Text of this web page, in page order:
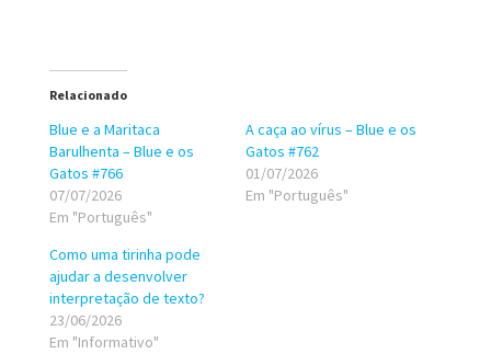
Relacionado
Blue e a Maritaca
Barulhenta – Blue e os
Gatos #766
07/07/2026
Em "Português"
A caça ao vírus – Blue e os
Gatos #762
01/07/2026
Em "Português"
Como uma tirinha pode
ajudar a desenvolver
interpretação de texto?
23/06/2026
Em "Informativo"